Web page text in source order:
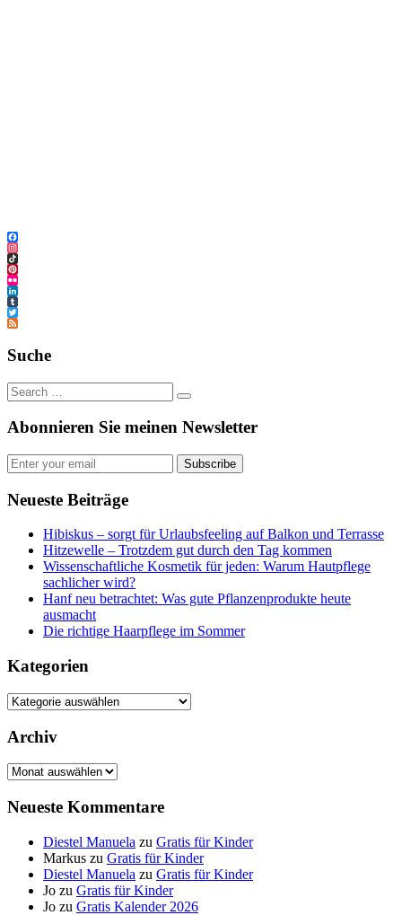
Facebook
Instagram
TikTok
Pinterest
Flickr
LinkedIn
Tumblr
Twitter
Feed
Suche
Abonnieren Sie meinen Newsletter
Subscribe
Neueste Beiträge
Hibiskus – sorgt für Urlaubsfeeling auf Balkon und Terrasse
Hitzewelle – Trotzdem gut durch den Tag kommen
Wissenschaftliche Kosmetik für jeden: Warum Hautpflege
sachlicher wird?
Hanf neu betrachtet: Was gute Pflanzenprodukte heute
ausmacht
Die richtige Haarpflege im Sommer
Kategorien
Kategorien
Archiv
Archiv
Neueste Kommentare
Diestel Manuela zu Gratis für Kinder
Markus zu Gratis für Kinder
Diestel Manuela zu Gratis für Kinder
Jo zu Gratis für Kinder
Jo zu Gratis Kalender 2026